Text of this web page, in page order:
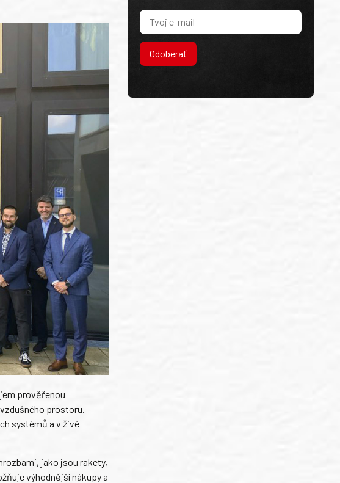
prověřenou
prostoru.
systémů a v živé
jako jsou rakety,
výhodnější nákupy a
Odoberať